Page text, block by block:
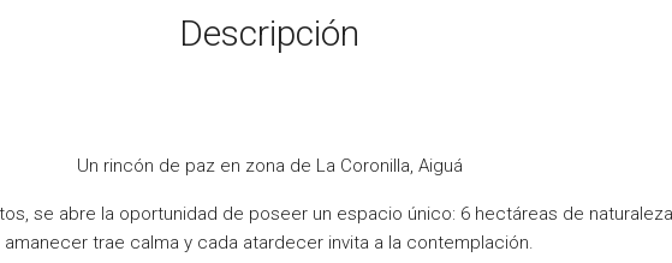
Descripción
Un rincón de paz en zona de La Coronilla, Aiguá
se abre la oportunidad de poseer un espacio único: 6 hectáreas de
amanecer trae calma y cada atardecer invita a la contemplación.